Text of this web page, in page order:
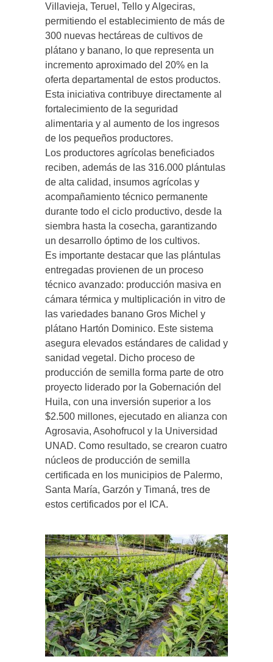
Villavieja, Teruel, Tello y Algeciras,
permitiendo el establecimiento de más de
300 nuevas hectáreas de cultivos de
plátano y banano, lo que representa un
incremento aproximado del 20% en la
oferta departamental de estos productos.
Esta iniciativa contribuye directamente al
fortalecimiento de la seguridad
alimentaria y al aumento de los ingresos
de los pequeños productores.
Los productores agrícolas beneficiados
reciben, además de las 316.000 plántulas
de alta calidad, insumos agrícolas y
acompañamiento técnico permanente
durante todo el ciclo productivo, desde la
siembra hasta la cosecha, garantizando
un desarrollo óptimo de los cultivos.
Es importante destacar que las plántulas
entregadas provienen de un proceso
técnico avanzado: producción masiva en
cámara térmica y multiplicación in vitro de
las variedades banano Gros Michel y
plátano Hartón Dominico. Este sistema
asegura elevados estándares de calidad y
sanidad vegetal. Dicho proceso de
producción de semilla forma parte de otro
proyecto liderado por la Gobernación del
Huila, con una inversión superior a los
$2.500 millones, ejecutado en alianza con
Agrosavia, Asohofrucol y la Universidad
UNAD. Como resultado, se crearon cuatro
núcleos de producción de semilla
certificada en los municipios de Palermo,
Santa María, Garzón y Timaná, tres de
estos certificados por el ICA.